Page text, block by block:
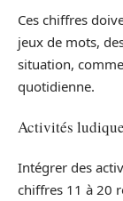
Ces chiffres
jeux de mots,
situation,
quotidienne.
Activités
Intégrer des
chiffres 11 à 20